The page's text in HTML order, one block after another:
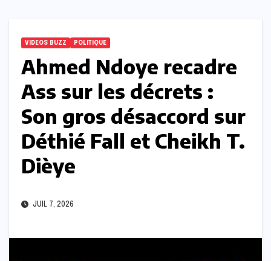
VIDEOS BUZZ POLITIQUE
Ahmed Ndoye recadre
Ass sur les décrets :
Son gros désaccord sur
Déthié Fall et Cheikh T.
Dièye
JUIL 7, 2026